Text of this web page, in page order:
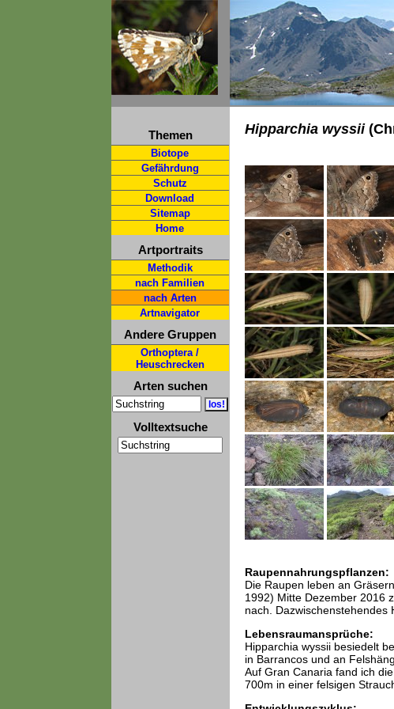
Themen
Biotope
Gefährdung
Schutz
Download
Sitemap
Home
Artportraits
Methodik
nach Familien
nach Arten
Artnavigator
Andere Gruppen
Orthoptera /
Heuschrecken
Arten suchen
Volltextsuche
Hipparchia wyssii
Raupennahrungspflanzen:
Die Raupen leben an
1992) Mitte Dezember 2016
nach. Dazwischenstehendes
Lebensraumansprüche:
Hipparchia wyssii besiedelt
in Barrancos und an
Auf Gran Canaria fand ich
700m in einer felsigen